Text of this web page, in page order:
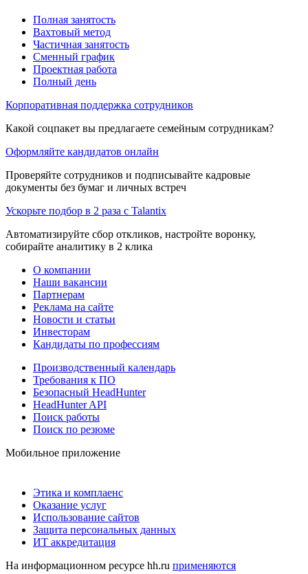
Полная занятость
Вахтовый метод
Частичная занятость
Сменный график
Проектная работа
Полный день
Корпоративная поддержка сотрудников
Какой соцпакет вы предлагаете семейным сотрудникам?
Оформляйте кандидатов онлайн
Проверяйте сотрудников и подписывайте кадровые
документы без бумаг и личных встреч
Ускорьте подбор в 2 раза с Talantix
Автоматизируйте сбор откликов, настройте воронку,
собирайте аналитику в 2 клика
О компании
Наши вакансии
Партнерам
Реклама на сайте
Новости и статьи
Инвесторам
Кандидаты по профессиям
Производственный календарь
Требования к ПО
Безопасный HeadHunter
HeadHunter API
Поиск работы
Поиск по резюме
Мобильное приложение
Этика и комплаенс
Оказание услуг
Использование сайтов
Защита персональных данных
ИТ аккредитация
На информационном ресурсе hh.ru применяются